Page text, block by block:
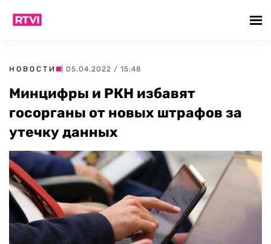
НОВОСТИ | 05.04.2022 / 15:48
Минцифры и РКН избавят
госорганы от новых штрафов за
утечку данных